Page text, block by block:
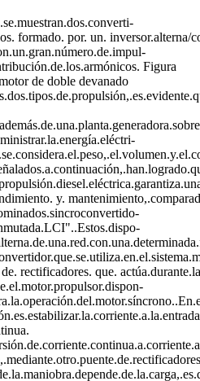
formado. por. un.
Figura
de doble devanado
y.
rectificadores. que.